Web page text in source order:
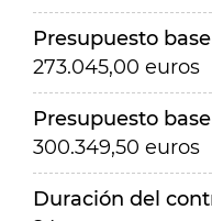
Presupuesto
273.045,00 euros
Presupuesto
300.349,50 euros
Duración del